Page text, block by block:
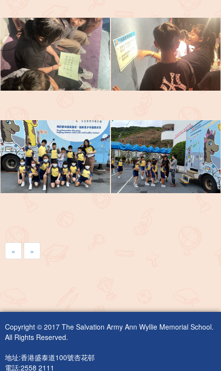
« »
Copyright © 2017 The Salvation Army Ann Wyllie Memorial School.
All Rights Reserved.
地址:香港盛泰道100號杏花邨
電話:2558 2111